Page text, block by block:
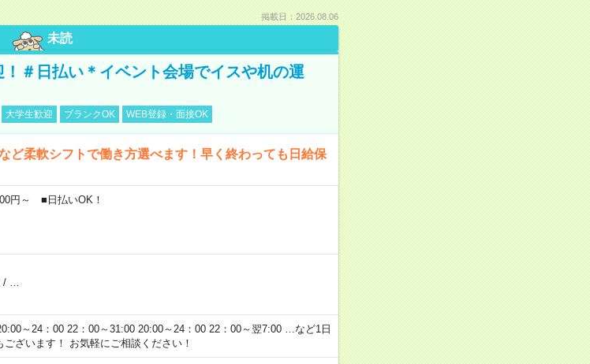
掲載日：2026.08.06
未読
＃日払い＊イベント会場でイスや机の運
大学生歓迎 ブランクOK WEB登録・面接OK
ど柔軟シフトで働き方選べます！早く終わっても日給保
円～ ■日払いOK！
/
～24：00 22：00～31:00 20:00～24：00 22：00～翌7:00 …など1日
ざいます！ お気軽にご相談ください！